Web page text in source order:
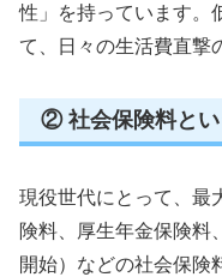
性」を持っています。
て、日々の生活費直撃
② 社会保険料とい
現役世代にとって、最
険料、厚生年金保険料
開始）などの社会保険